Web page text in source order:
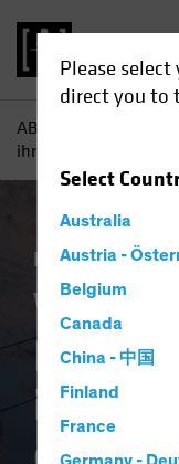
Please
direct you to
Select
Australia
Austria -
Belgium
Canada
China - 中国
Finland
France
AB
ihren Höhepunkt
Inflation
Wo
ihren